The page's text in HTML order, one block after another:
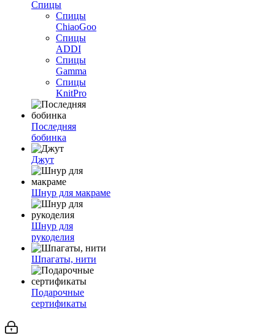
Спицы
Спицы
ChiaoGoo
Спицы
ADDI
Спицы
Gamma
Спицы
KnitPro
Последняя
бобинка
Джут
Шнур для макраме
Шнур для
рукоделия
Шпагаты, нити
Подарочные
сертификаты